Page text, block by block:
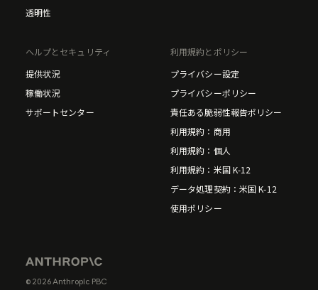
透明性
ヘルプとセキュリティ
提供状況
稼働状況
サポートセンター
利用規約とポリシー
プライバシー設定
プライバシーポリシー
責任ある脆弱性報告ポリシー
利用規約：商用
利用規約：個人
利用規約：米国 K-12
データ処理契約：米国 K-12
使用ポリシー
© 2026 Anthropic PBC